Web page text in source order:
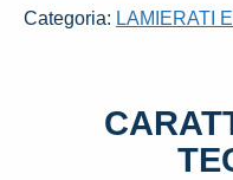
Categoria: LAMIERATI